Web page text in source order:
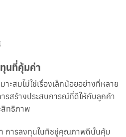
นที่คุ้มค่า
าะสมไม่ใช่เรื่องเล็กน้อยอย่างที่หลาย
รสร้างประสบการณ์ที่ดีให้กับลูกค้า
สิทธิภาพ
า การลงทุนในทิชชู่คุณภาพดีนั้นคุ้ม